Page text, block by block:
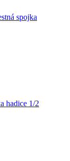
spojka
hadice 1/2